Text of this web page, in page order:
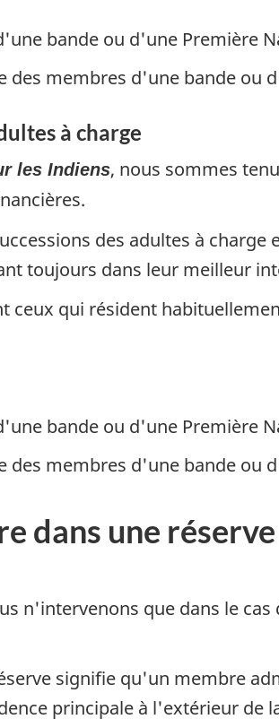
bande ou d'une Première
des membres d'une bande ou
à charge
les Indiens, nous sommes
des adultes à
toujours dans leur meilleur
ceux qui résident
bande ou d'une Première
des membres d'une bande ou
dans une
n'intervenons que dans le
signifie qu'un membre
principale à l'extérieur de